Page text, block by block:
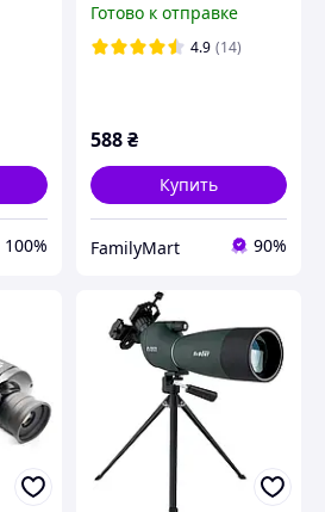
100%
охоты/
Водонепроницаемый
Готово к отправке
4.9 (14)
588₴
Купить
FamilyMart 90%